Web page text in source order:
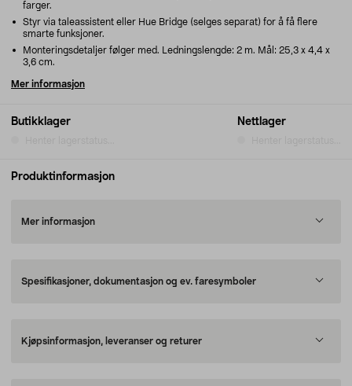
Butikklager Nettlager
farger.
Styr via taleassistent eller Hue Bridge (selges separat) for å få flere
smarte funksjoner.
Monteringsdetaljer følger med. Ledningslengde: 2 m. Mål: 25,3 x 4,4 x
3,6 cm.
Mer informasjon
Produktinformasjon
Mer informasjon
Spesifikasjoner, dokumentasjon og ev. faresymboler
Kjøpsinformasjon, leveranser og returer